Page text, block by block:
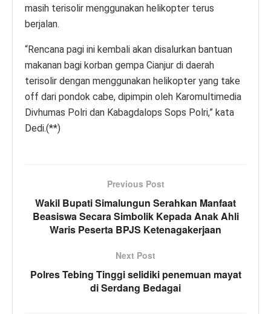
masih terisolir menggunakan helikopter terus
berjalan.
“Rencana pagi ini kembali akan disalurkan bantuan
makanan bagi korban gempa Cianjur di daerah
terisolir dengan menggunakan helikopter yang take
off dari pondok cabe, dipimpin oleh Karomultimedia
Divhumas Polri dan Kabagdalops Sops Polri,” kata
Dedi.(**)
Previous Post
Wakil Bupati Simalungun Serahkan Manfaat
Beasiswa Secara Simbolik Kepada Anak Ahli
Waris Peserta BPJS Ketenagakerjaan
Next Post
Polres Tebing Tinggi selidiki penemuan mayat
di Serdang Bedagai